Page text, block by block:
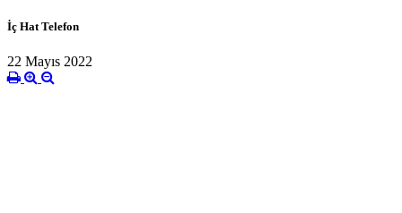
İç Hat Telefon
22 Mayıs 2022